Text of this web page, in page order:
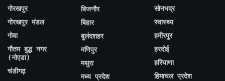
गोरखपुर
गोरखपुर मंडल
गोवा
गौतम बुद्ध नगर
(नोएडा)
चंडीगढ़
बिजनौर
बिहार
बुलंदशहर
मणिपुर
मथुरा
मध्य प्रदेश
सोनभद्र
स्वास्थ्य
हमीरपुर
हरदोई
हरियाणा
हिमाचल प्रदेश